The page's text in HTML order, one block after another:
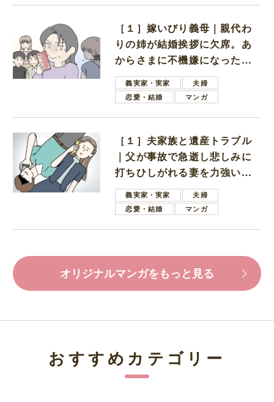
［１］嫁いびり義母｜親代わ
りの姉が結婚挨拶に欠席。あ
からさまに不機嫌になった義
母義実家・実家
夫婦
恋愛・結婚
マンガ
［１］夫家族と遺産トラブル
｜父が事故で急逝し悲しみに
打ちひしがれる妻を力強い言
葉で励ます夫
義実家・実家
夫婦
恋愛・結婚
マンガ
オリジナルマンガをもっと見る
おすすめカテゴリー